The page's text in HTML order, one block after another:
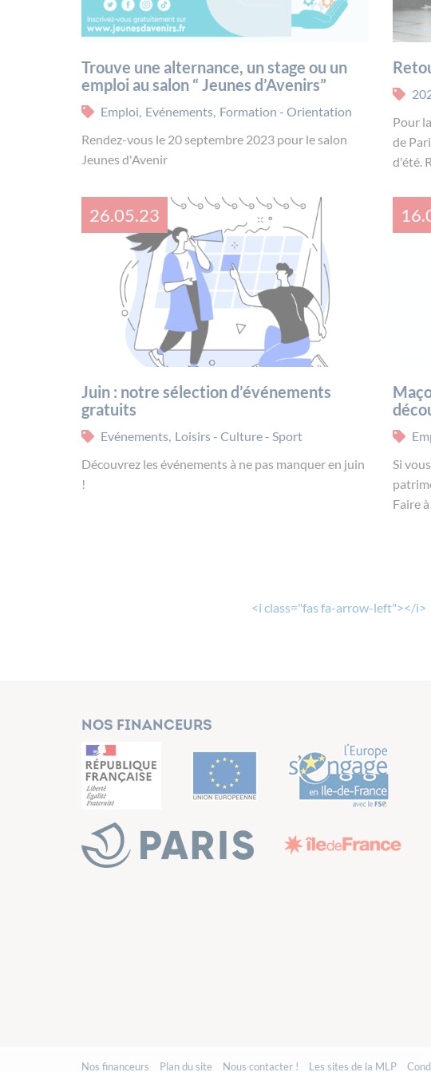
Trouve une alternance, un stage ou un
emploi au salon “ Jeunes d’Avenirs”
Emploi Evénements Formation - Orientation
Rendez-vous le 20 septembre 2023 pour le salon
Jeunes d'Avenir
Pour
de
d'été.
26.05.23
Juin : notre sélection d’événements
gratuits
Evénements Loisirs - Culture - Sport
Découvrez les événements à ne pas manquer en juin
!
Si
Faire
<i class="fas fa-arrow-left"></i>
Nos financeurs
Nos financeurs Plan du site Nous contacter ! Les sites de la MLP